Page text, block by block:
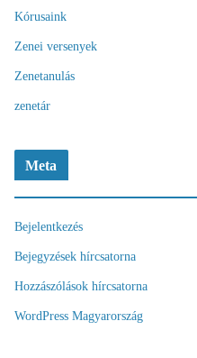
Kórusaink
Zenei versenyek
Zenetanulás
zenetár
Meta
Bejelentkezés
Bejegyzések hírcsatorna
Hozzászólások hírcsatorna
WordPress Magyarország